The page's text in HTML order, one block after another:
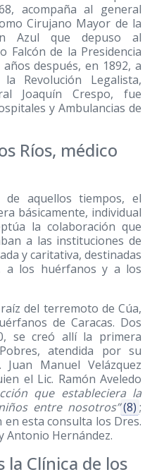
acompaña al general
Cirujano Mayor de la
Azul que depuso al
Falcón de la Presidencia
después, en 1892, a
Revolución Legalista,
Joaquín Crespo, fue
y Ambulancias de
Ríos, médico
de aquellos tiempos, el
básicamente, individual
la colaboración que
a las instituciones de
y caritativa, destinadas
a los huérfanos y a los
del terremoto de Cúa,
de Caracas. Dos
se creó allí la primera
atendida por su
Manuel Velázquez
el Lic. Ramón Aveledo
que estableciera la
entre nosotros”(8) ;
esta consulta los Dres.
Antonio Hernández.
Clínica de los